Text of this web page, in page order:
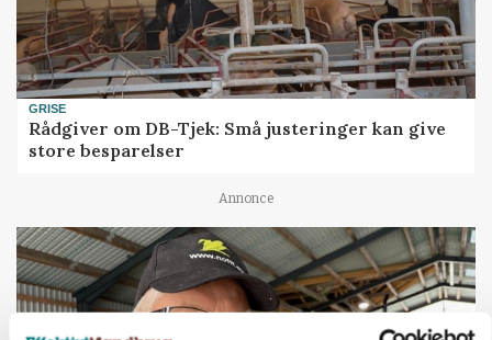
GRISE
Rådgiver om DB-Tjek: Små justeringer kan give
store besparelser
Annonce